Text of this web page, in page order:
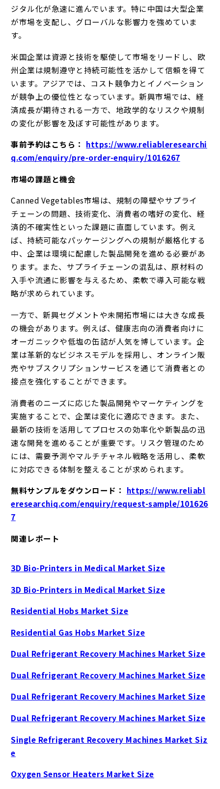
ジタル化が急速に進んでいます。特に中国は大型企業
が市場を支配し、グローバルな影響力を強めていま
す。
米国企業は資源と技術を駆使して市場をリードし、欧
州企業は規制遵守と持続可能性を活かして信頼を得て
います。アジアでは、コスト競争力とイノベーション
が競争上の優位性となっています。新興市場では、経
済成長が期待される一方で、地政学的なリスクや規制
の変化が影響を及ぼす可能性があります。
事前予約はこちら： https://www.reliableresearchi
q.com/enquiry/pre-order-enquiry/1016267
市場の課題と機会
Canned Vegetables市場は、規制の障壁やサプライ
チェーンの問題、技術変化、消費者の嗜好の変化、経
済的不確実性といった課題に直面しています。例え
ば、持続可能なパッケージングへの規制が厳格化する
中、企業は環境に配慮した製品開発を進める必要があ
ります。また、サプライチェーンの混乱は、原材料の
入手や流通に影響を与えるため、柔軟で導入可能な戦
略が求められています。
一方で、新興セグメントや未開拓市場には大きな成長
の機会があります。例えば、健康志向の消費者向けに
オーガニックや低塩の缶詰が人気を博しています。企
業は革新的なビジネスモデルを採用し、オンライン販
売やサブスクリプションサービスを通じて消費者との
接点を強化することができます。
消費者のニーズに応じた製品開発やマーケティングを
実施することで、企業は変化に適応できます。また、
最新の技術を活用してプロセスの効率化や新製品の迅
速な開発を進めることが重要です。リスク管理のため
には、需要予測やマルチチャネル戦略を活用し、柔軟
に対応できる体制を整えることが求められます。
無料サンプルをダウンロード： https://www.reliabl
eresearchiq.com/enquiry/request-sample/101626
7
関連レポート
3D Bio-Printers in Medical Market Size
3D Bio-Printers in Medical Market Size
Residential Hobs Market Size
Residential Gas Hobs Market Size
Dual Refrigerant Recovery Machines Market Size
Dual Refrigerant Recovery Machines Market Size
Dual Refrigerant Recovery Machines Market Size
Dual Refrigerant Recovery Machines Market Size
Single Refrigerant Recovery Machines Market Siz
e
Oxygen Sensor Heaters Market Size